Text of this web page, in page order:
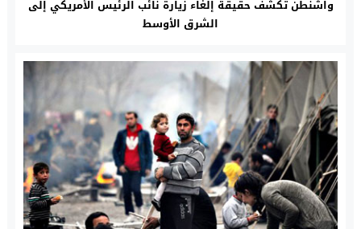
واشنطن تكشف حقيقة إلغاء زيارة نائب الرئيس الأمريكي إلى
الشرق الأوسط